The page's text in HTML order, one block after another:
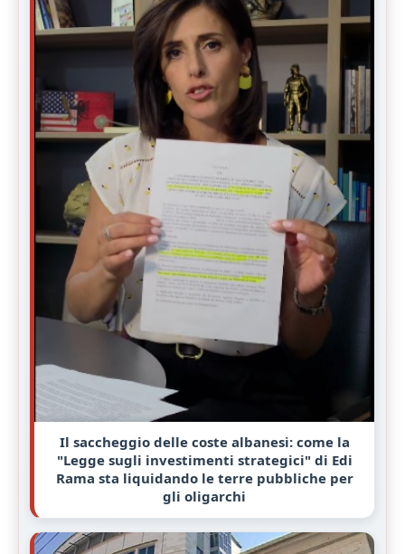
Il saccheggio delle coste albanesi: come la
"Legge sugli investimenti strategici" di Edi
Rama sta liquidando le terre pubbliche per
gli oligarchi